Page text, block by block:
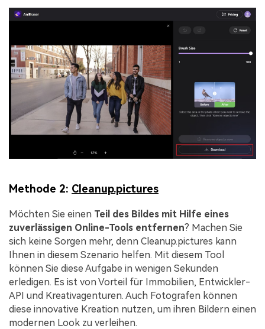
Methode 2: Cleanup.pictures
Möchten Sie einen Teil des Bildes mit Hilfe eines
zuverlässigen Online-Tools entfernen? Machen Sie
sich keine Sorgen mehr, denn Cleanup.pictures kann
Ihnen in diesem Szenario helfen. Mit diesem Tool
können Sie diese Aufgabe in wenigen Sekunden
erledigen. Es ist von Vorteil für Immobilien, Entwickler-
API und Kreativagenturen. Auch Fotografen können
diese innovative Kreation nutzen, um ihren Bildern einen
modernen Look zu verleihen.